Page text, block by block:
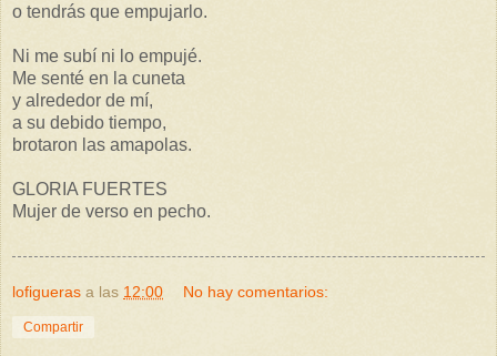
o tendrás que empujarlo.
Ni me subí ni lo empujé.
Me senté en la cuneta
y alrededor de mí,
a su debido tiempo,
brotaron las amapolas.
GLORIA FUERTES
Mujer de verso en pecho.
lofigueras a las 12:00 No hay comentarios:
Compartir